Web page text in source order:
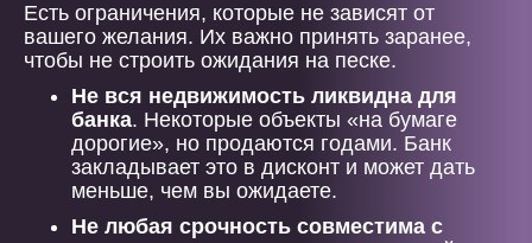
Есть ограничения, которые не зависят от
вашего желания. Их важно принять заранее,
чтобы не строить ожидания на песке.
Не вся недвижимость ликвидна для
банка. Некоторые объекты «на бумаге
дорогие», но продаются годами. Банк
закладывает это в дисконт и может дать
меньше, чем вы ожидаете.
Не любая срочность совместима с